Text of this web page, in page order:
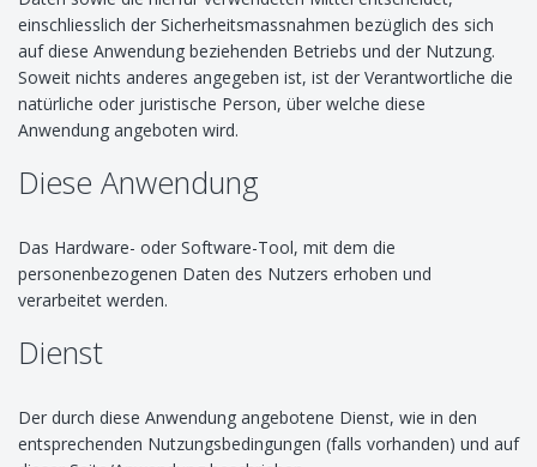
einschliesslich der Sicherheitsmassnahmen bezüglich des sich
auf diese Anwendung beziehenden Betriebs und der Nutzung.
Soweit nichts anderes angegeben ist, ist der Verantwortliche die
natürliche oder juristische Person, über welche diese
Anwendung angeboten wird.
Diese Anwendung
Das Hardware- oder Software-Tool, mit dem die
personenbezogenen Daten des Nutzers erhoben und
verarbeitet werden.
Dienst
Der durch diese Anwendung angebotene Dienst, wie in den
entsprechenden Nutzungsbedingungen (falls vorhanden) und auf